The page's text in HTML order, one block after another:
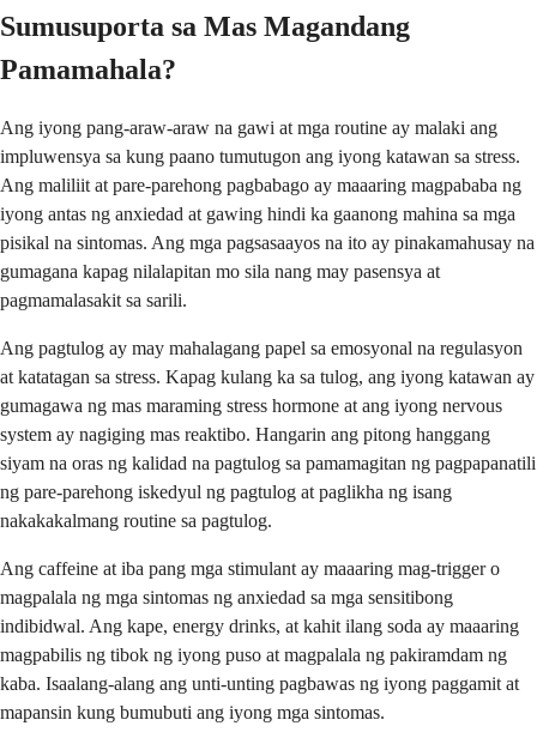
Sumusuporta sa Mas Magandang
Pamamahala?
Ang iyong pang-araw-araw na gawi at mga routine ay malaki ang
impluwensya sa kung paano tumutugon ang iyong katawan sa stress.
Ang maliliit at pare-parehong pagbabago ay maaaring magpababa ng
iyong antas ng anxiedad at gawing hindi ka gaanong mahina sa mga
pisikal na sintomas. Ang mga pagsasaayos na ito ay pinakamahusay na
gumagana kapag nilalapitan mo sila nang may pasensya at
pagmamalasakit sa sarili.
Ang pagtulog ay may mahalagang papel sa emosyonal na regulasyon
at katatagan sa stress. Kapag kulang ka sa tulog, ang iyong katawan ay
gumagawa ng mas maraming stress hormone at ang iyong nervous
system ay nagiging mas reaktibo. Hangarin ang pitong hanggang
siyam na oras ng kalidad na pagtulog sa pamamagitan ng pagpapanatili
ng pare-parehong iskedyul ng pagtulog at paglikha ng isang
nakakakalmang routine sa pagtulog.
Ang caffeine at iba pang mga stimulant ay maaaring mag-trigger o
magpalala ng mga sintomas ng anxiedad sa mga sensitibong
indibidwal. Ang kape, energy drinks, at kahit ilang soda ay maaaring
magpabilis ng tibok ng iyong puso at magpalala ng pakiramdam ng
kaba. Isaalang-alang ang unti-unting pagbawas ng iyong paggamit at
mapansin kung bumubuti ang iyong mga sintomas.